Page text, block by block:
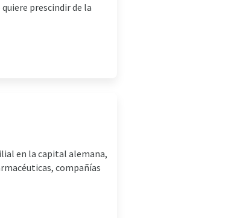
prescindir de la
en la capital alemana,
compañías